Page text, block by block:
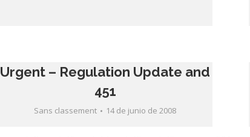
Urgent – Regulation Update and
451
Sans classement 14 de junio de 2008